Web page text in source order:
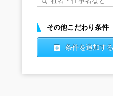
その他こだわり条件
条件を追加する